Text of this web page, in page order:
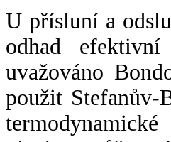
U přísluní a
odhad
uvažováno
použit Stefanův-